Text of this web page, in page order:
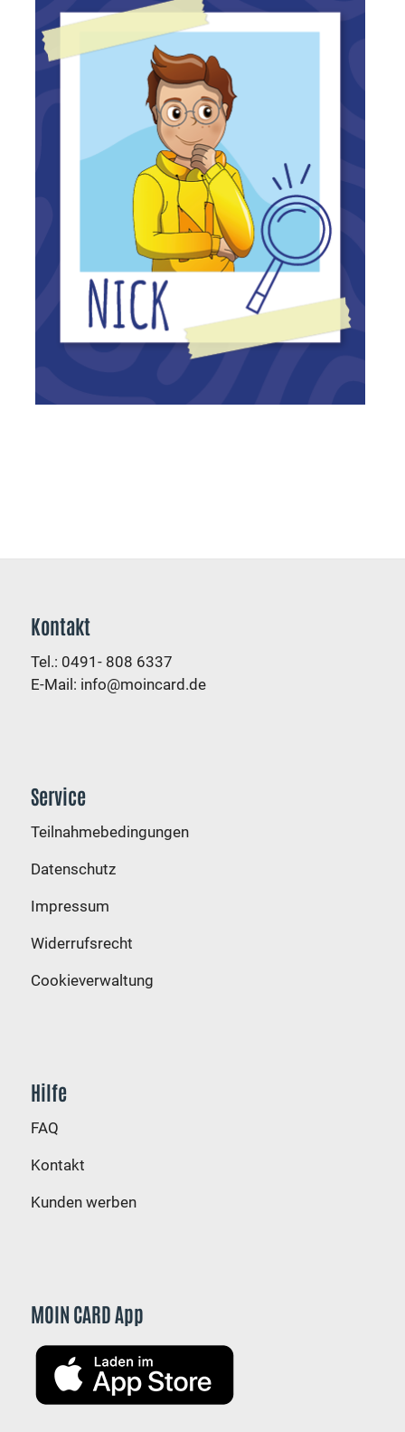
Kontakt
Tel.: 0491- 808 6337
E-Mail: info@moincard.de
Service
Teilnahmebedingungen
Datenschutz
Impressum
Widerrufsrecht
Cookieverwaltung
Hilfe
FAQ
Kontakt
Kunden werben
MOIN CARD App